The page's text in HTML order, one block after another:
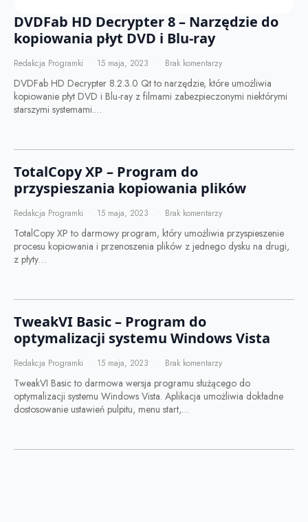
DVDFab HD Decrypter 8 – Narzędzie do
kopiowania płyt DVD i Blu-ray
Redakcja Programki 15 maja, 2023 Brak komentarzy
DVDFab HD Decrypter 8.2.3.0 Qt to narzędzie, które umożliwia
kopiowanie płyt DVD i Blu-ray z filmami zabezpieczonymi niektórymi
starszymi systemami.…
TotalCopy XP – Program do
przyspieszania kopiowania plików
Redakcja Programki 15 maja, 2023 Brak komentarzy
TotalCopy XP to darmowy program, który umożliwia przyspieszenie
procesu kopiowania i przenoszenia plików z jednego dysku na drugi,
z płyty…
TweakVI Basic – Program do
optymalizacji systemu Windows Vista
Redakcja Programki 15 maja, 2023 Brak komentarzy
TweakVI Basic to darmowa wersja programu służącego do
optymalizacji systemu Windows Vista. Aplikacja umożliwia dokładne
dostosowanie ustawień pulpitu, menu start,…